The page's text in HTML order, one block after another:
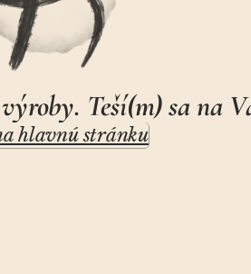
Teší(m) sa na
hlavnú stránku